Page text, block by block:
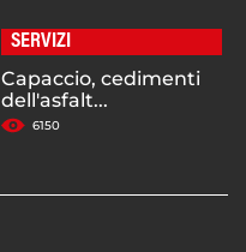
SERVIZI
Capaccio, cedimenti
dell'asfalt...
6150